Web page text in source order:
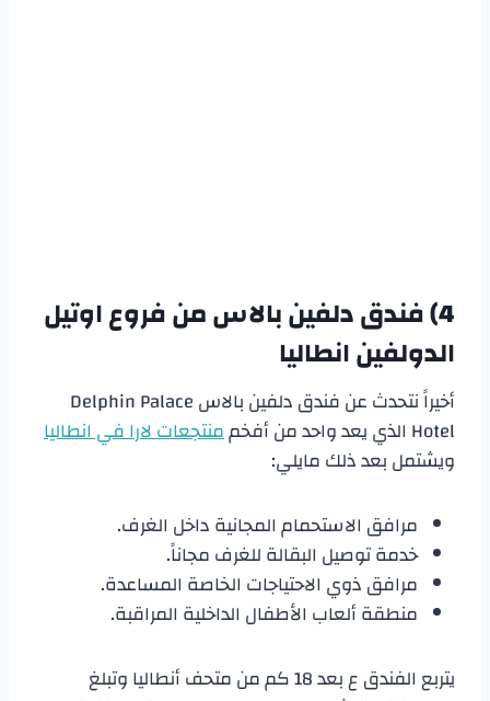
4) فندق دلفين بالاس من فروع
اوتيل
الدولفين انطاليا
أخيراً نتحدث عن فندق دلفين بالاس Delphin Palace
Hotel الذي يعد واحد من أفخم
منتجعات لارا في انطاليا
ويشتمل بعد ذلك مايلي:
مرافق الاستحمام المجانية داخل الغرف.
خدمة توصيل البقالة للغرف مجاناً.
مرافق ذوي الاحتياجات الخاصة المساعدة.
منطقة ألعاب الأطفال الداخلية المراقبة.
يتربع الفندق ع بعد 18 كم من متحف أنطاليا وتبلغ